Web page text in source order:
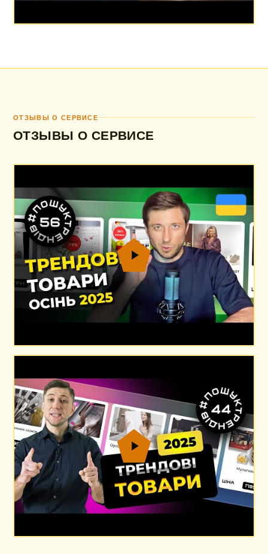
ОТЗЫВЫ О СЕРВИСЕ
ОТЗЫВЫ О СЕРВИСЕ